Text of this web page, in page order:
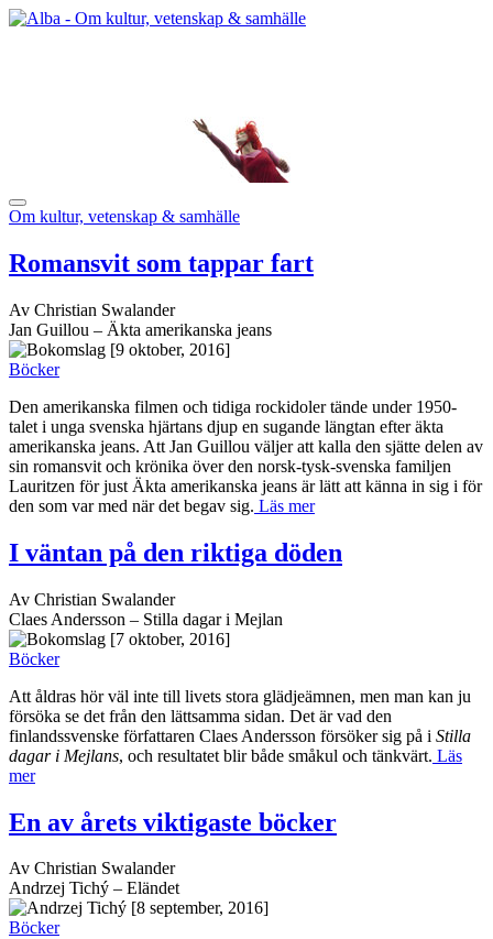
Om kultur, vetenskap & samhälle
Romansvit som tappar fart
Av Christian Swalander
Jan Guillou – Äkta amerikanska jeans
[9 oktober, 2016]
Böcker
Den amerikanska filmen och tidiga rockidoler tände under 1950-
talet i unga svenska hjärtans djup en sugande längtan efter äkta
amerikanska jeans. Att Jan Guillou väljer att kalla den sjätte delen av
sin romansvit och krönika över den norsk-tysk-svenska familjen
Lauritzen för just Äkta amerikanska jeans är lätt att känna in sig i för
den som var med när det begav sig. Läs mer
I väntan på den riktiga döden
Av Christian Swalander
Claes Andersson – Stilla dagar i Mejlan
[7 oktober, 2016]
Böcker
Att åldras hör väl inte till livets stora glädjeämnen, men man kan ju
försöka se det från den lättsamma sidan. Det är vad den
finlandssvenske författaren Claes Andersson försöker sig på i Stilla
dagar i Mejlans, och resultatet blir både småkul och tänkvärt. Läs
mer
En av årets viktigaste böcker
Av Christian Swalander
Andrzej Tichý – Eländet
[8 september, 2016]
Böcker